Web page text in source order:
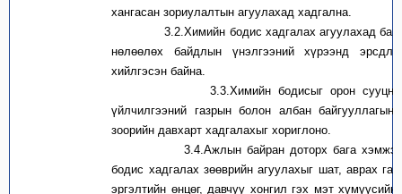
хангасан зориулалтын агуулахад хадгална.
3.2.Химийн бодис хадгалах агуулахад
нөлөөлөх байдлын үнэлгээний хүрээнд
хийлгэсэн байна.
3.3.Химийн бодисыг орон сууцны,
үйлчилгээний газрын болон албан байгууллагын
зоорийн давхарт хадгалахыг хориглоно.
3.4.Ажлын байран доторх бага
бодис хадгалах зөөврийн агуулахыг шат, аврах
эргэлтийн өнцөг, давчуу хонгил гэх мэт хүмүүсийн